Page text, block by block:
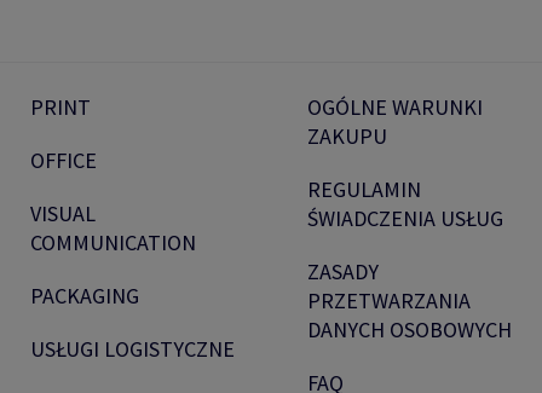
PRINT
OFFICE
VISUAL
COMMUNICATION
PACKAGING
USŁUGI LOGISTYCZNE
OGÓLNE WARUNKI
ZAKUPU
REGULAMIN
ŚWIADCZENIA USŁUG
ZASADY
PRZETWARZANIA
DANYCH OSOBOWYCH
FAQ